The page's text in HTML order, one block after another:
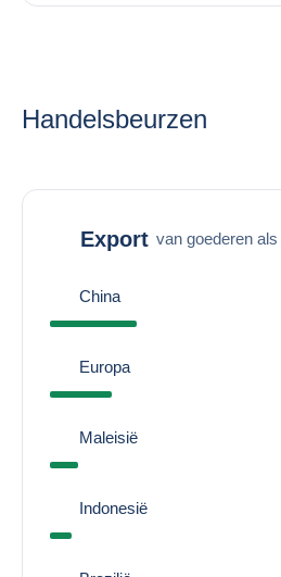
Handelsbeurzen
Export van goederen
China
Europa
Maleisië
Indonesië